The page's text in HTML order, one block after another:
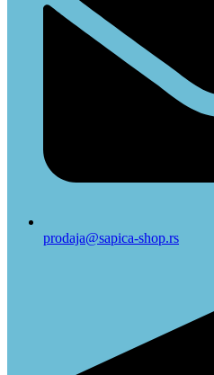
prodaja@sapica-shop.rs